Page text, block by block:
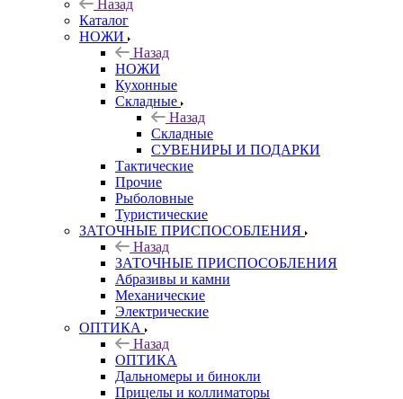
Назад
Каталог
НОЖИ
Назад
НОЖИ
Кухонные
Складные
Назад
Складные
СУВЕНИРЫ И ПОДАРКИ
Тактические
Прочие
Рыболовные
Туристические
ЗАТОЧНЫЕ ПРИСПОСОБЛЕНИЯ
Назад
ЗАТОЧНЫЕ ПРИСПОСОБЛЕНИЯ
Абразивы и камни
Механические
Электрические
ОПТИКА
Назад
ОПТИКА
Дальномеры и бинокли
Прицелы и коллиматоры